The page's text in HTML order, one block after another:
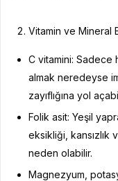
Vitamin ve Mineral
C vitamini:
almak neredeyse
zayıflığına yol
Folik asit: Yeşil
eksikliği,
neden olabilir.
Magnezyum,